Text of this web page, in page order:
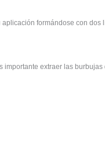
formándose con
extraer las